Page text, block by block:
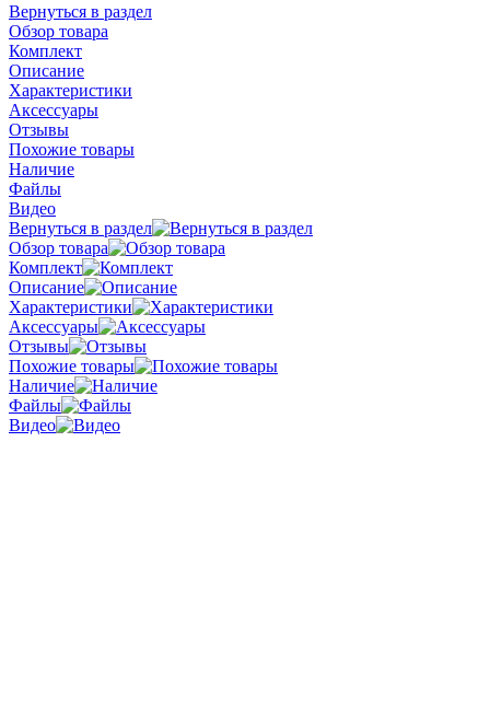
Вернуться в раздел
Обзор товара
Комплект
Описание
Характеристики
Аксессуары
Отзывы
Похожие товары
Наличие
Файлы
Видео
Вернуться в раздел
Обзор товара
Комплект
Описание
Характеристики
Аксессуары
Отзывы
Похожие товары
Наличие
Файлы
Видео